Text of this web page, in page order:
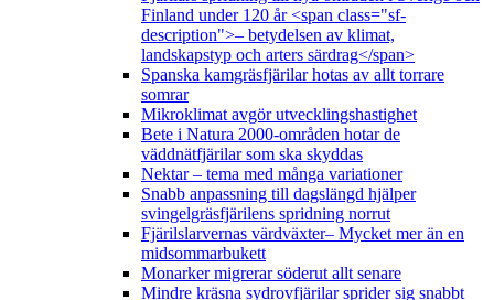
Finland under 120 år <span class="sf-
description">– betydelsen av klimat,
landskapstyp och arters särdrag</span>
Spanska kamgräsfjärilar hotas av allt torrare
somrar
Mikroklimat avgör utvecklingshastighet
Bete i Natura 2000-områden hotar de
väddnätfjärilar som ska skyddas
Nektar – tema med många variationer
Snabb anpassning till dagslängd hjälper
svingelgräsfjärilens spridning norrut
Fjärilslarvernas värdväxter– Mycket mer än en
midsommarbukett
Monarker migrerar söderut allt senare
Mindre kräsna sydrovfjärilar sprider sig snabbt